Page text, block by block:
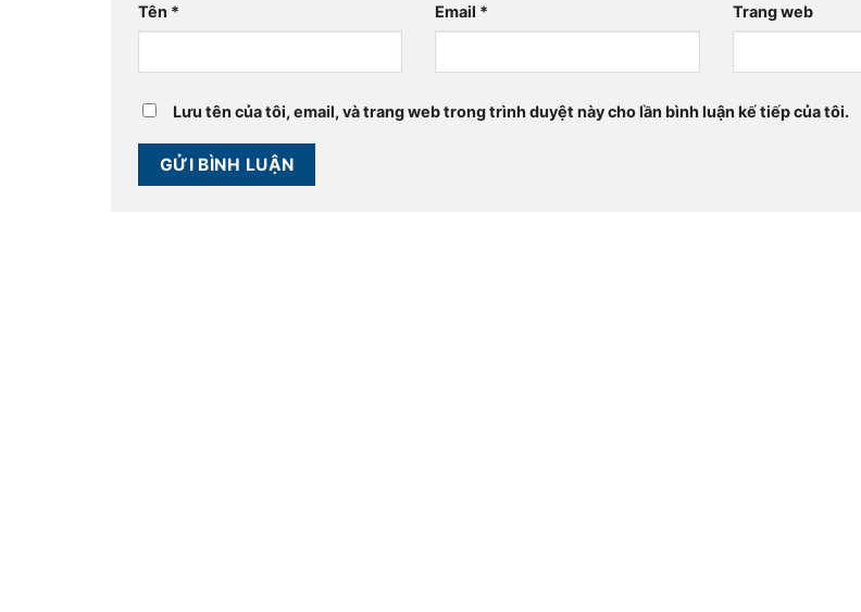
Tên * Email * Trang web
Lưu tên của tôi, email, và trang web trong trình duyệt này cho lần bình luận kế tiếp của tôi.